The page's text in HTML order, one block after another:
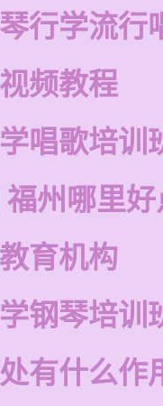
行学流行
频教程
唱歌培训
州哪里
育机构
钢琴培训
有什么作